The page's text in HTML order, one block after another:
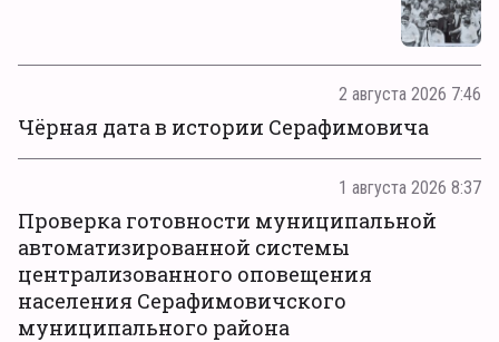
2 августа 2026 7:46
Чёрная дата в истории Серафимовича
1 августа 2026 8:37
Проверка готовности муниципальной
автоматизированной системы
централизованного оповещения
населения Серафимовичского
муниципального района